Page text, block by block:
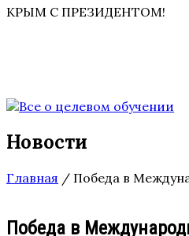
КРЫМ С ПРЕЗИДЕНТОМ!
Новости
Главная / Победа в
Победа в